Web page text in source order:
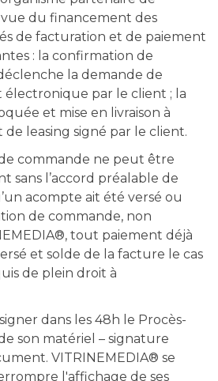
du financement des
de facturation et de paiement
: la confirmation de
la demande de
par le client ; la
et mise en livraison à
leasing signé par le client.
commande ne peut être
sans l’accord préalable de
acompte ait été versé ou
de commande, non
tout paiement déjà
et solde de la facture le cas
de plein droit à
dans les 48h le Procès-
son matériel – signature
VITRINEMEDIA® se
l'affichage de ses